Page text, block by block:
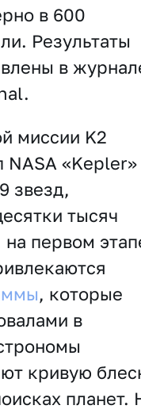
в 600
Результаты
в
.
миссии K2
NASA «Kepler»
звезд,
тысяч
первом
, которые
в
кривую
планет.